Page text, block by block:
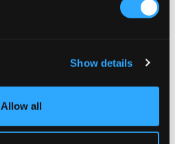
Show details
Allow all